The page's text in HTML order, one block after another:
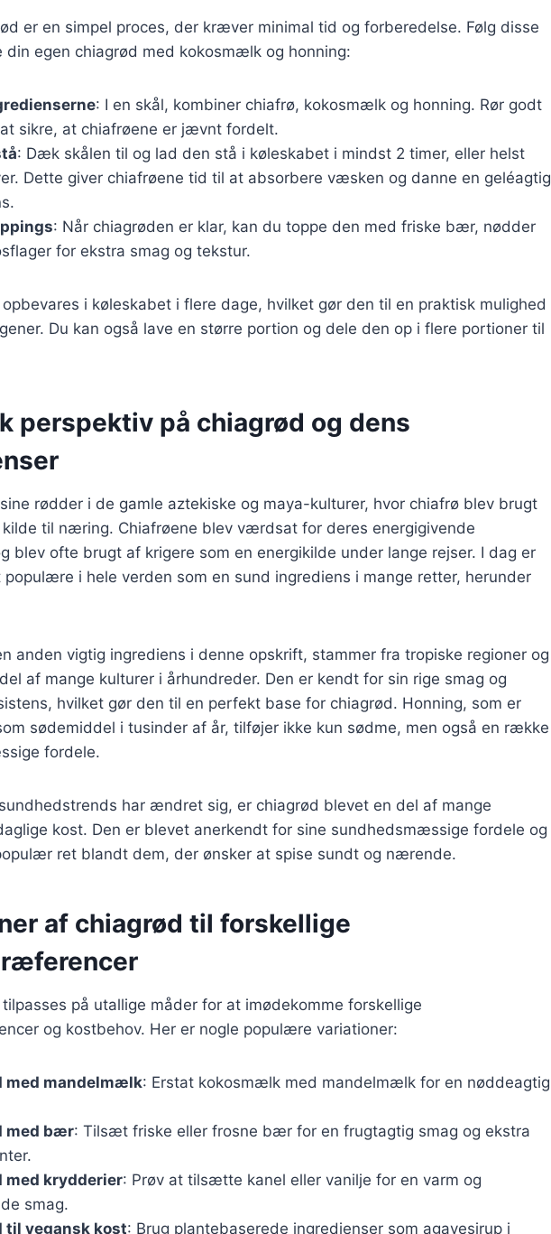
er en simpel proces, der kræver minimal tid og forberedelse. Følg disse
din egen chiagrød med kokosmælk og honning:
: I en skål, kombiner chiafrø, kokosmælk og honning. Rør godt
sikre, at chiafrøene er jævnt fordelt.
: Dæk skålen til og lad den stå i køleskabet i mindst 2 timer, eller helst
Dette giver chiafrøene tid til at absorbere væsken og danne en geléagtig
: Når chiagrøden er klar, kan du toppe den med friske bær, nødder
for ekstra smag og tekstur.
i køleskabet i flere dage, hvilket gør den til en praktisk mulighed
Du kan også lave en større portion og dele den op i flere portioner til
perspektiv på chiagrød og dens
rødder i de gamle aztekiske og maya-kulturer, hvor chiafrø blev brugt
kilde til næring. Chiafrøene blev værdsat for deres energigivende
blev ofte brugt af krigere som en energikilde under lange rejser. I dag er
populære i hele verden som en sund ingrediens i mange retter, herunder
anden vigtig ingrediens i denne opskrift, stammer fra tropiske regioner og
af mange kulturer i århundreder. Den er kendt for sin rige smag og
hvilket gør den til en perfekt base for chiagrød. Honning, som er
sødemiddel i tusinder af år, tilføjer ikke kun sødme, men også en række
fordele.
har ændret sig, er chiagrød blevet en del af mange
kost. Den er blevet anerkendt for sine sundhedsmæssige fordele og
ret blandt dem, der ønsker at spise sundt og nærende.
af chiagrød til forskellige
på utallige måder for at imødekomme forskellige
og kostbehov. Her er nogle populære variationer:
med mandelmælk: Erstat kokosmælk med mandelmælk for en nøddeagtig
med bær: Tilsæt friske eller frosne bær for en frugtagtig smag og ekstra
med krydderier: Prøv at tilsætte kanel eller vanilje for en varm og
smag.
til vegansk kost: Brug plantebaserede ingredienser som agavesirup i